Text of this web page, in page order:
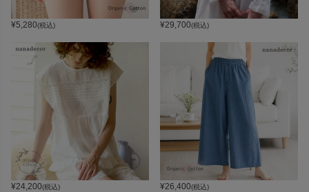
¥5,280(税込) ¥29,700(税込)
¥24,200(税込) ¥26,400(税込)